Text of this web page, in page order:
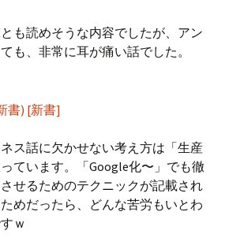
も読めそうな内容でしたが、アン
も、非常に耳が痛い話でした。
書) [新書]
ス話に欠かせない考え方は「生産
ています。「Google化〜」でも徹
せるためのテクニックが記載され
めだったら、どんな苦労もいとわ
ｗ